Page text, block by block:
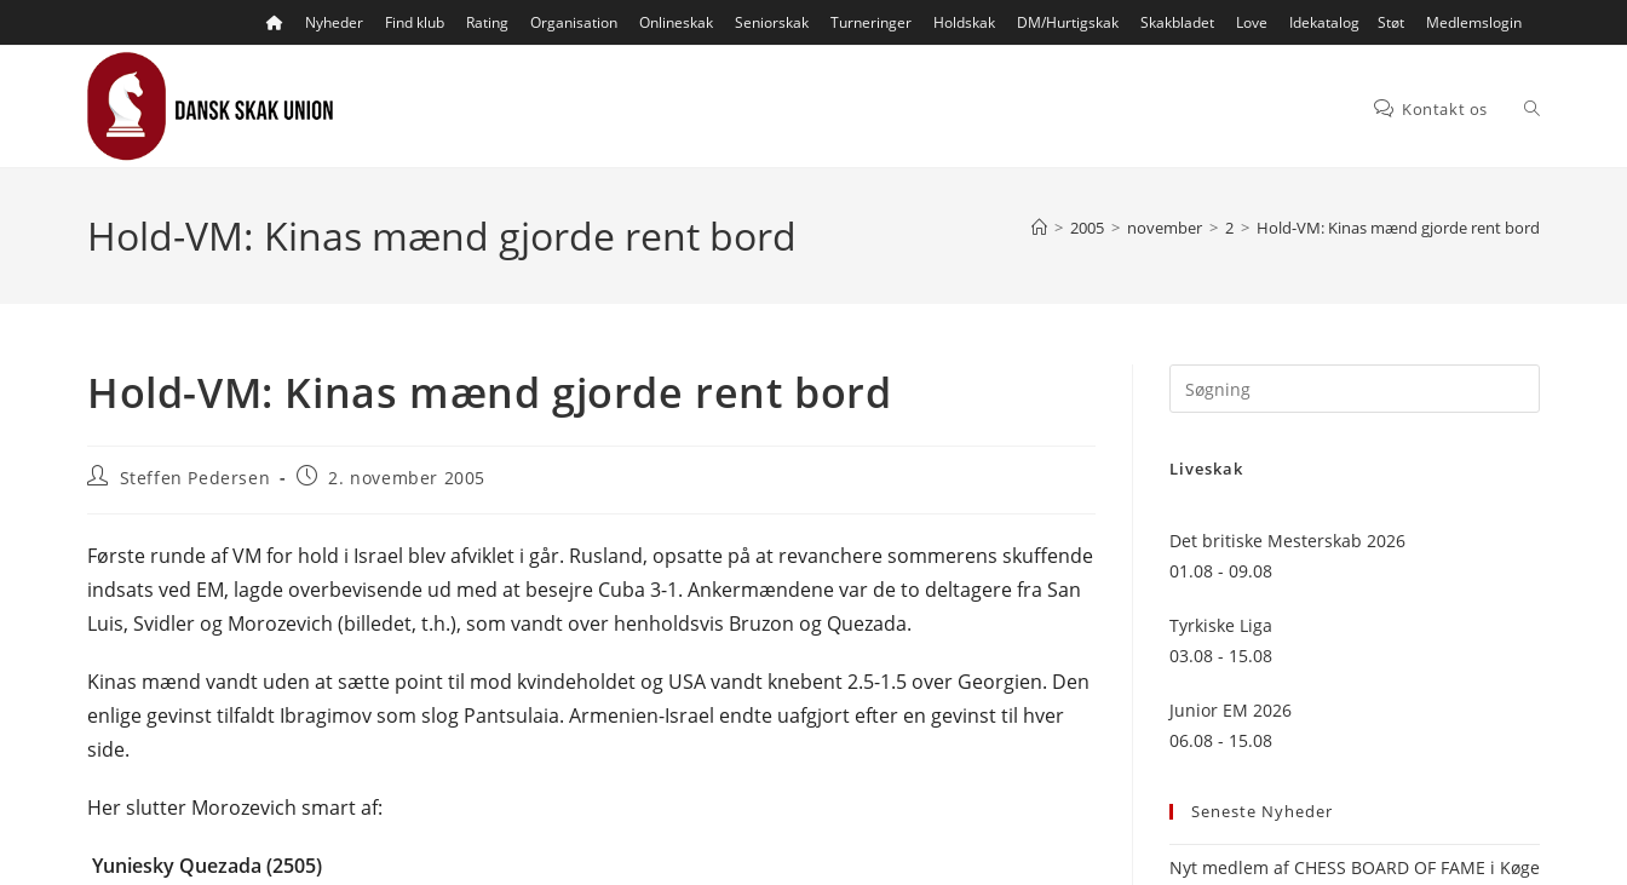
to
Nyheder Find klub Rating Organisation Onlineskak Seniorskak Turneringer Holdskak DM/Hurtigskak Skakbladet Love Idekatalog Støt Medlemslogin
Kontakt os Toggle
Hold-VM: Kinas mænd gjorde rent bord > 2005 > november > 2 > Hold-VM: Kinas mænd gjorde rent bord
Hold-VM: Kinas mænd gjorde rent bord
PostSteffen Pedersen
Post2. november 2005
Første runde af VM for hold i Israel blev afviklet i går. Rusland, opsatte på at revanchere sommerens skuffende
indsats ved EM, lagde overbevisende ud med at besejre Cuba 3-1. Ankermændene var de to deltagere fra San
Luis, Svidler og Morozevich (billedet, t.h.), som vandt over henholdsvis Bruzon og Quezada.
Kinas mænd vandt uden at sætte point til mod kvindeholdet og USA vandt knebent 2.5-1.5 over Georgien. Den
enlige gevinst tilfaldt Ibragimov som slog Pantsulaia. Armenien-Israel endte uafgjort efter en gevinst til hver
side.
Her slutter Morozevich smart af:
Yuniesky Quezada (2505)
Escape
Liveskak
Det britiske Mesterskab 2026
01.08 - 09.08
Tyrkiske Liga
03.08 - 15.08
Junior EM 2026
06.08 - 15.08
Seneste Nyheder
Nyt medlem af CHESS BOARD OF FAME i Køge